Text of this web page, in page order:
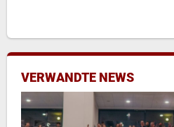
VERWANDTE NEWS